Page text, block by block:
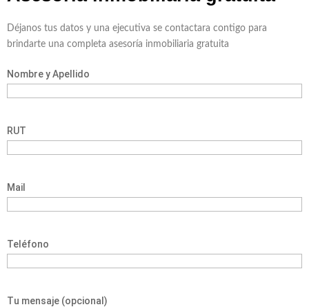
Déjanos tus datos y una ejecutiva se contactara contigo para
brindarte una completa asesoría inmobiliaria gratuita
Nombre y Apellido
RUT
Mail
Teléfono
Tu mensaje (opcional)